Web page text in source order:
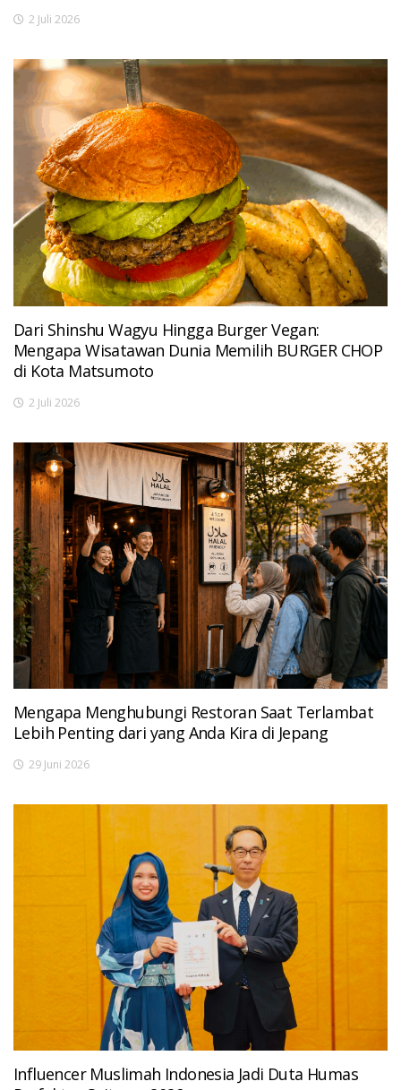
2 Juli 2026
Dari Shinshu Wagyu Hingga Burger Vegan:
Mengapa Wisatawan Dunia Memilih BURGER CHOP
di Kota Matsumoto
2 Juli 2026
Mengapa Menghubungi Restoran Saat Terlambat
Lebih Penting dari yang Anda Kira di Jepang
29 Juni 2026
Influencer Muslimah Indonesia Jadi Duta Humas